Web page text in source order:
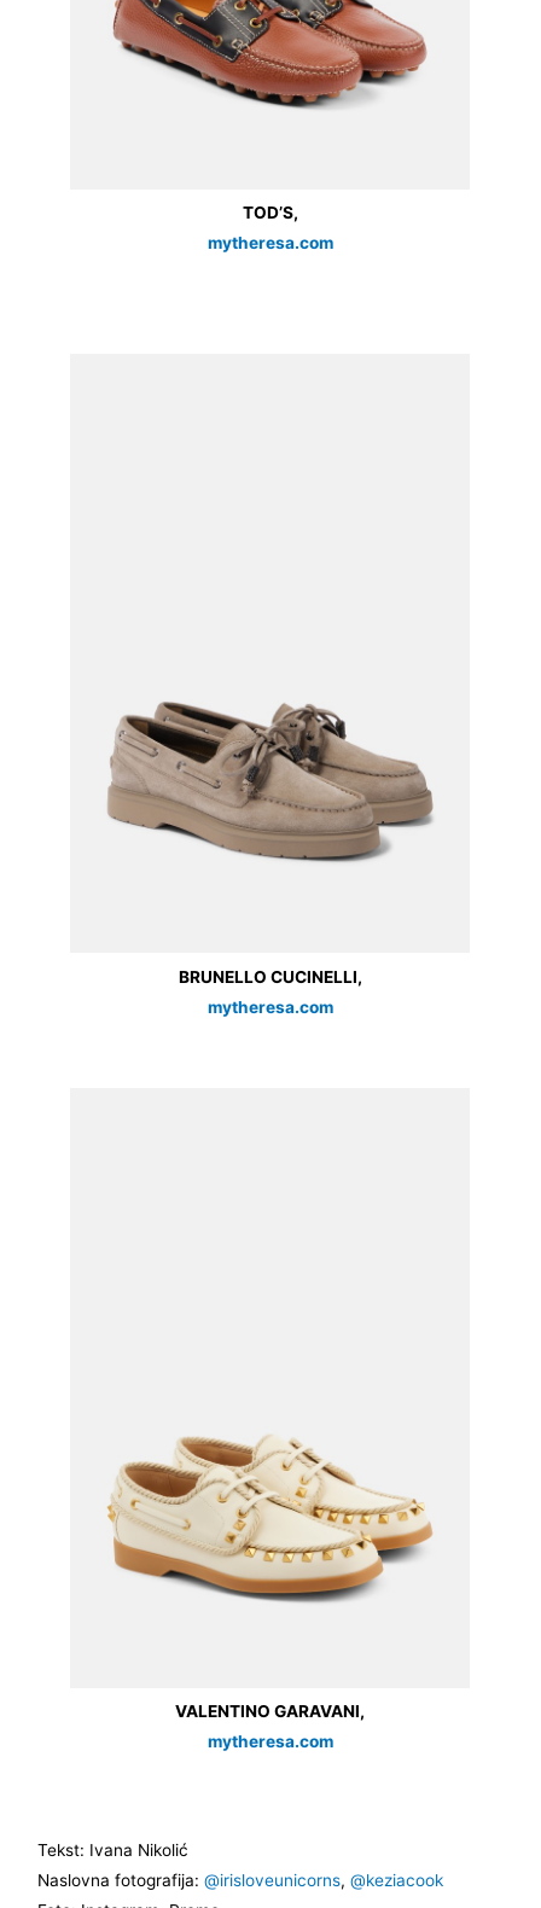
TOD’S,
mytheresa.com
BRUNELLO CUCINELLI,
mytheresa.com
VALENTINO GARAVANI,
mytheresa.com
Tekst: Ivana Nikolić
Naslovna fotografija:@irisloveunicorns,@keziacook